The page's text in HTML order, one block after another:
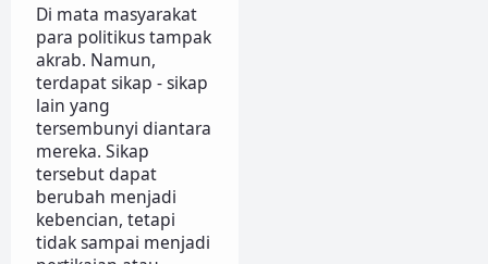
Di mata masyarakat
para politikus tampak
akrab. Namun,
terdapat sikap - sikap
lain yang
tersembunyi diantara
mereka. Sikap
tersebut dapat
berubah menjadi
kebencian, tetapi
tidak sampai menjadi